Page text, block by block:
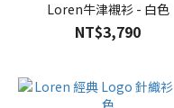
Loren牛津襯衫 - 白色
NT$3,790